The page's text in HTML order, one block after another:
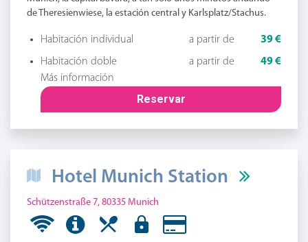
de Theresienwiese, la estación central y Karlsplatz/Stachus.
Habitación individual a partir de
39 €
Habitación doble
a partir de
49 €
Más información
Reservar
Hotel Munich Station
Schützenstraße 7, 80335 Munich